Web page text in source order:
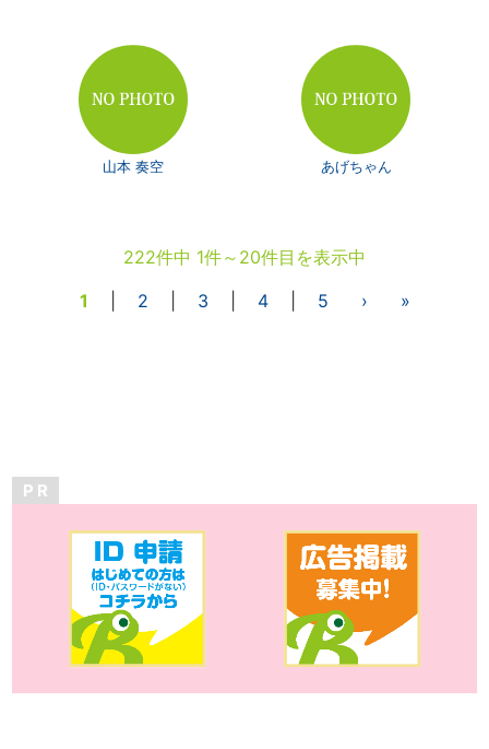
山本 奏空 あげちゃん
222件中 1件～20件目を表示中
1
2 3 4| 5 › »
P R